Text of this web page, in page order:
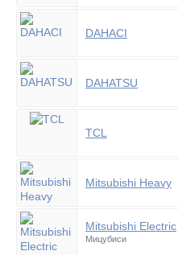
DAHACI
DAHATSU
TCL
Mitsubishi Heavy
Mitsubishi Electric
Мицубиси